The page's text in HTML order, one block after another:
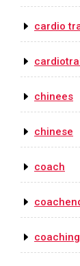
cardio
chinees
chinese
coach
coaching